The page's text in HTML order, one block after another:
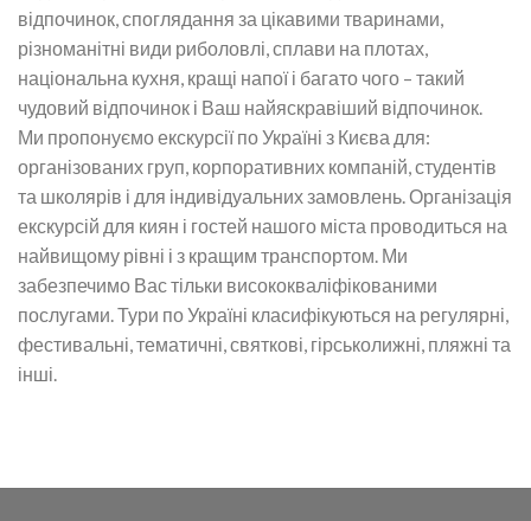
відпочинок, споглядання за цікавими тваринами,
різноманітні види риболовлі, сплави на плотах,
національна кухня, кращі напої і багато чого – такий
чудовий відпочинок і Ваш найяскравіший відпочинок.
Ми пропонуємо екскурсії по Україні з Києва для:
організованих груп, корпоративних компаній, студентів
та школярів і для індивідуальних замовлень. Організація
екскурсій для киян і гостей нашого міста проводиться на
найвищому рівні і з кращим транспортом. Ми
забезпечимо Вас тільки висококваліфікованими
послугами. Тури по Україні класифікуються на регулярні,
фестивальні, тематичні, святкові, гірськолижні, пляжні та
інші.